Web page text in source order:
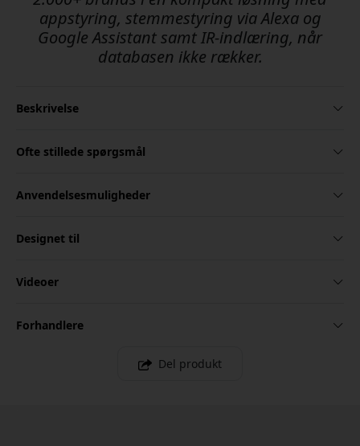
appstyring, stemmestyring via Alexa og
Google Assistant samt IR-indlæring, når
databasen ikke rækker.
Beskrivelse
Ofte stillede spørgsmål
Anvendelsesmuligheder
Designet til
Videoer
Forhandlere
Del produkt